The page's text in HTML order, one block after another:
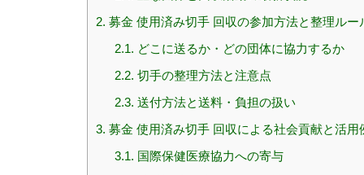
2. 募金 使用済み切手 回収の参加方法と整理ルー
2.1. どこに送るか・どの団体に協力するか
2.2. 切手の整理方法と注意点
2.3. 送付方法と送料・負担の扱い
3. 募金 使用済み切手 回収による社会貢献と活用
3.1. 国際保健医療協力への寄与